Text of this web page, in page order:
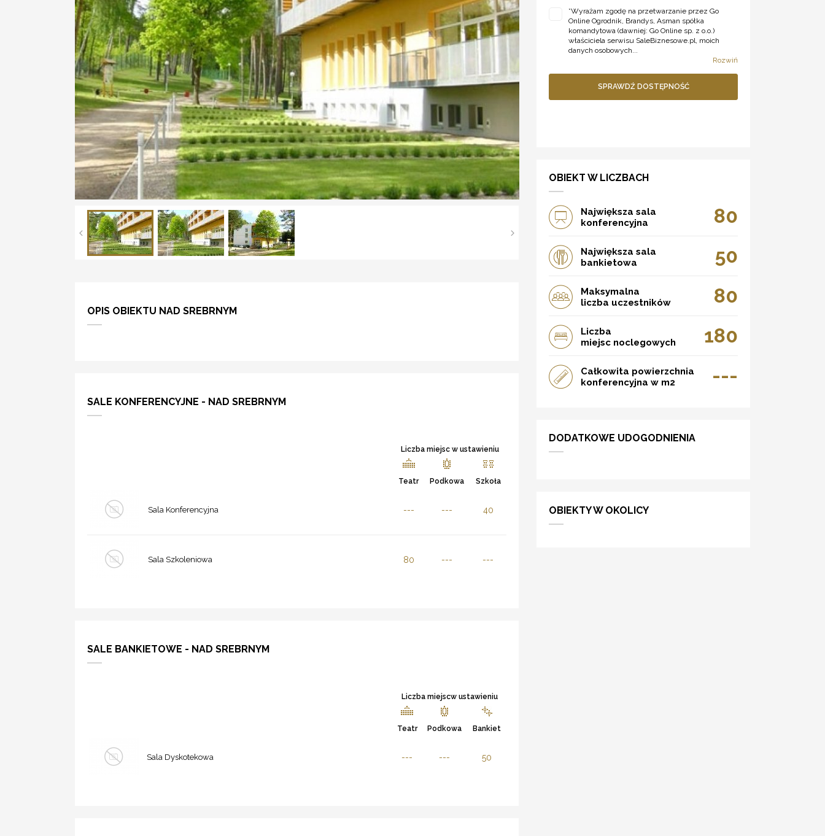
OPIS OBIEKTU NAD SREBRNYM
SALE KONFERENCYJNE - NAD SREBRNYM
Liczba miejsc w ustawieniu
Teatr Podkowa Szkoła
Sala Konferencyjna --- --- 40
Sala Szkoleniowa 80 --- ---
SALE BANKIETOWE - NAD SREBRNYM
Liczba miejscw ustawieniu
Teatr Podkowa Bankiet
Sala Dyskotekowa --- --- 50
*Wyrażam zgodę na przetwarzanie przez Go
Online Ogrodnik, Brandys, Asman spółka
komandytowa (dawniej: Go Online sp. z o.o.)
właściciela serwisu SaleBiznesowe.pl, moich
danych osobowych...
Rozwiń
SPRAWDŹ DOSTĘPNOŚĆ
OBIEKT W LICZBACH
Największa sala
konferencyjna
80
Największa sala
bankietowa
50
Maksymalna
liczba uczestników
80
Liczba
miejsc noclegowych
180
Całkowita powierzchnia
konferencyjna w m2
---
DODATKOWE UDOGODNIENIA
OBIEKTY W OKOLICY